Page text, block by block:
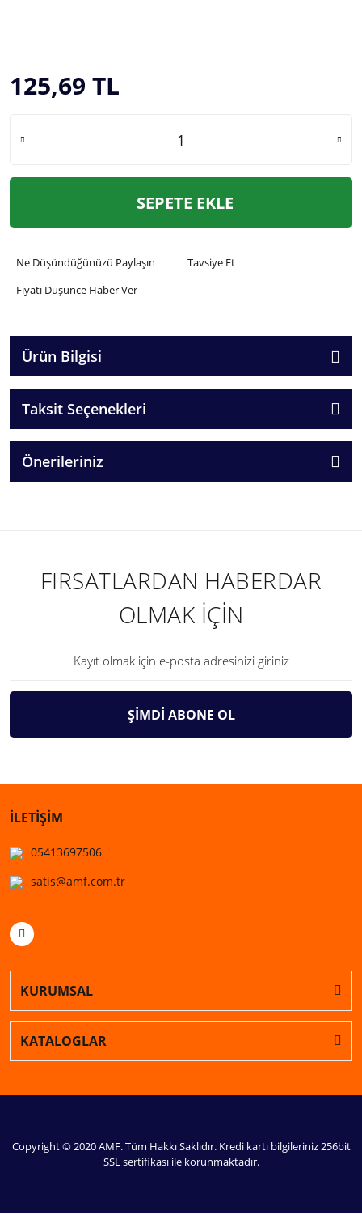
125,69 TL
SEPETE EKLE
Ne Düşündüğünüzü Paylaşın
Tavsiye Et
Fiyatı Düşünce Haber Ver
Ürün Bilgisi
Taksit Seçenekleri
Önerileriniz
FIRSATLARDAN HABERDAR
OLMAK İÇİN
ŞİMDİ ABONE OL
İLETİŞİM
05413697506
satis@amf.com.tr
KURUMSAL
KATALOGLAR
Copyright © 2020 AMF. Tüm Hakkı Saklıdır. Kredi kartı bilgileriniz 256bit
SSL sertifikası ile korunmaktadır.